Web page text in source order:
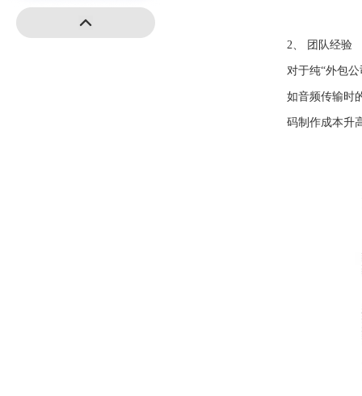
2、 团队经验
对于纯“外包
如音频传输时
码制作成本升